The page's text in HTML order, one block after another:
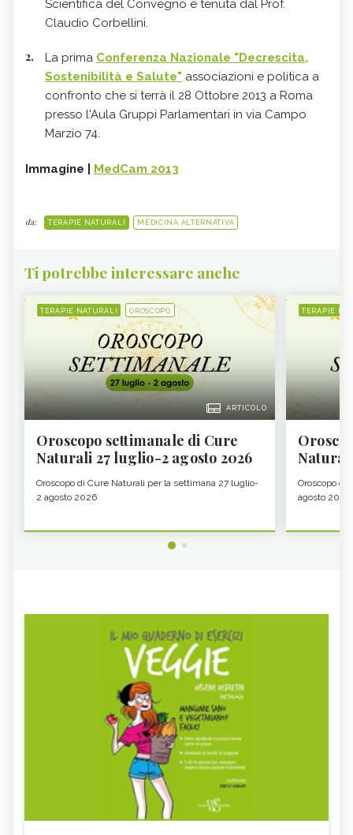
Scientifica del Convegno è tenuta dal Prof.
Claudio Corbellini.
La prima Conferenza Nazionale "Decrescita,
Sostenibilità e Salute" associazioni e politica a
confronto che si terrà il 28 Ottobre 2013 a Roma
presso l'Aula Gruppi Parlamentari in via Campo
Marzio 74.
Immagine | MedCam 2013
da: TERAPIE NATURALI MEDICINA ALTERNATIVA
Ti potrebbe interessare anche
TERAPIE NATURALI OROSCOPO
ARTICOLO
Oroscopo settimanale di Cure
Naturali 27 luglio-2 agosto 2026
Oroscopo di Cure Naturali per la settimana 27 luglio-
2 agosto 2026
TERAPIE
Oroscopo di
agosto 2026